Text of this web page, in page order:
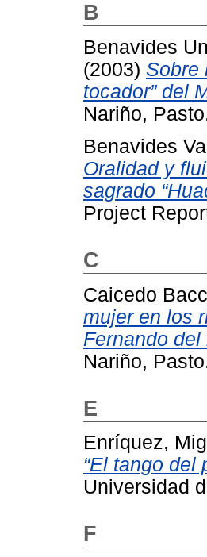
B
Benavides
(2003) Sobre
tocador” del
Nariño,
Benavides
Oralidad y
sagrado
Project
C
Caicedo
mujer en los
Fernando
Nariño,
E
Enríquez,
“El tango del
Universidad
F